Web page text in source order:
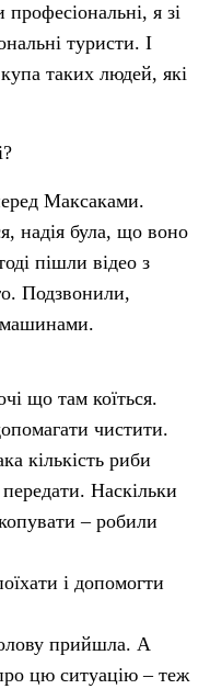
я зі
туристи. І
таких людей, які
Максаками.
надія була, що воно
пішли відео з
Подзвонили,
машинами.
що там коїться.
чистити.
кількість риби
Наскільки
– робили
і допомогти
прийшла. А
цю ситуацію – теж